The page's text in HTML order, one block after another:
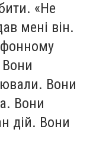
«Не
мені він.
Вони
Вони
Вони
дій. Вони